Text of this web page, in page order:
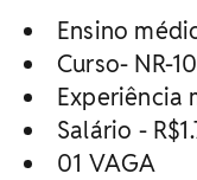
Ensino
Curso- NR-
Experiência
Salário -
01 VAGA